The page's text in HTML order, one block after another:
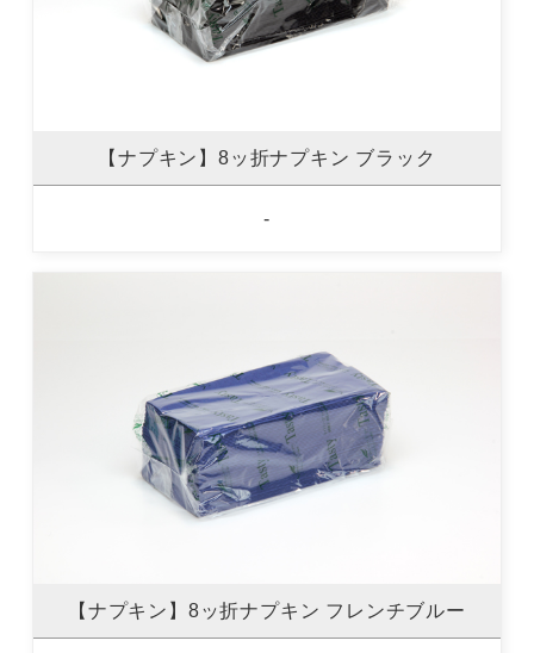
【ナプキン】8ッ折ナプキン ブラック
-
【ナプキン】8ッ折ナプキン フレンチブルー